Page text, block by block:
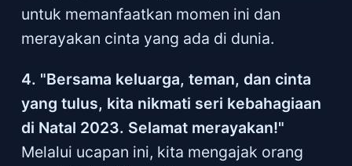
untuk memanfaatkan momen ini dan
merayakan cinta yang ada di dunia.
4. "Bersama keluarga, teman, dan cinta
yang tulus, kita nikmati seri kebahagiaan
di Natal 2023. Selamat merayakan!"
Melalui ucapan ini, kita mengajak orang